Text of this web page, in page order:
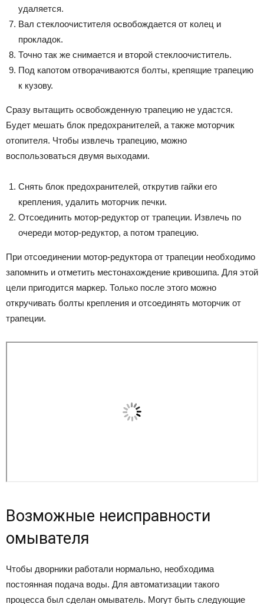
удаляется.
Вал стеклоочистителя освобождается от колец и
прокладок.
Точно так же снимается и второй стеклоочиститель.
Под капотом отворачиваются болты, крепящие трапецию
к кузову.
Сразу вытащить освобожденную трапецию не удастся.
Будет мешать блок предохранителей, а также моторчик
отопителя. Чтобы извлечь трапецию, можно
воспользоваться двумя выходами.
Снять блок предохранителей, открутив гайки его
крепления, удалить моторчик печки.
Отсоединить мотор-редуктор от трапеции. Извлечь по
очереди мотор-редуктор, а потом трапецию.
При отсоединении мотор-редуктора от трапеции необходимо
запомнить и отметить местонахождение кривошипа. Для этой
цели пригодится маркер. Только после этого можно
откручивать болты крепления и отсоединять моторчик от
трапеции.
Возможные неисправности
омывателя
Чтобы дворники работали нормально, необходима
постоянная подача воды. Для автоматизации такого
процесса был сделан омыватель. Могут быть следующие